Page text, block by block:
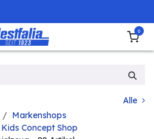
0
Alle
Markenshops
Kids Concept Shop